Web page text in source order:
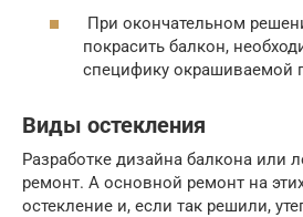
При окончательном
покрасить балкон,
специфику окрашиваемой
Виды остекления
Разработке дизайна балкона или
ремонт. А основной ремонт на
остекление и, если так решили,